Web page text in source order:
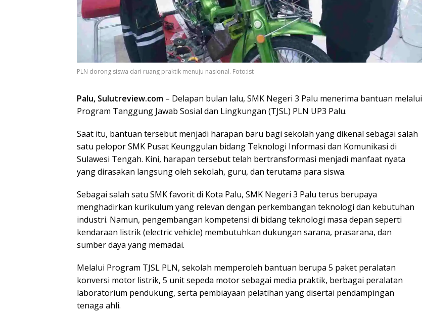
PLN dorong siswa dari ruang praktik menuju nasional. Foto:ist
Palu, Sulutreview.com – Delapan bulan lalu, SMK Negeri 3 Palu menerima bantuan melalui
Program Tanggung Jawab Sosial dan Lingkungan (TJSL) PLN UP3 Palu.
Saat itu, bantuan tersebut menjadi harapan baru bagi sekolah yang dikenal sebagai salah
satu pelopor SMK Pusat Keunggulan bidang Teknologi Informasi dan Komunikasi di
Sulawesi Tengah. Kini, harapan tersebut telah bertransformasi menjadi manfaat nyata
yang dirasakan langsung oleh sekolah, guru, dan terutama para siswa.
Sebagai salah satu SMK favorit di Kota Palu, SMK Negeri 3 Palu terus berupaya
menghadirkan kurikulum yang relevan dengan perkembangan teknologi dan kebutuhan
industri. Namun, pengembangan kompetensi di bidang teknologi masa depan seperti
kendaraan listrik (electric vehicle) membutuhkan dukungan sarana, prasarana, dan
sumber daya yang memadai.
Melalui Program TJSL PLN, sekolah memperoleh bantuan berupa 5 paket peralatan
konversi motor listrik, 5 unit sepeda motor sebagai media praktik, berbagai peralatan
laboratorium pendukung, serta pembiayaan pelatihan yang disertai pendampingan
tenaga ahli.